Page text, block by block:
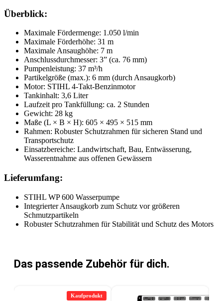
Überblick:
Maximale Fördermenge: 1.050 l/min
Maximale Förderhöhe: 31 m
Maximale Ansaughöhe: 7 m
Anschlussdurchmesser: 3” (ca. 76 mm)
Pumpenleistung: 37 m³/h
Partikelgröße (max.): 6 mm (durch Ansaugkorb)
Motor: STIHL 4-Takt-Benzinmotor
Tankinhalt: 3,6 Liter
Laufzeit pro Tankfüllung: ca. 2 Stunden
Gewicht: 28 kg
Maße (L × B × H): 605 × 495 × 515 mm
Rahmen: Robuster Schutzrahmen für sicheren Stand und
Transportschutz
Einsatzbereiche: Landwirtschaft, Bau, Entwässerung,
Wasserentnahme aus offenen Gewässern
Lieferumfang:
STIHL WP 600 Wasserpumpe
Integrierter Ansaugkorb zum Schutz vor größeren
Schmutzpartikeln
Robuster Schutzrahmen für Stabilität und Schutz des Motors
Das passende Zubehör für dich.
Kaufprodukt